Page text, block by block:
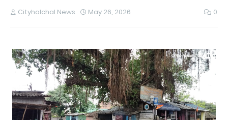
Cityhalchal News May 26, 2026 0